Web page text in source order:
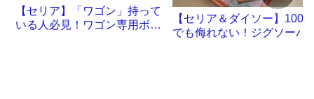
【セリア】「ワゴン」持って
いる人必見！ワゴン専用ボッ
【セリア＆ダイソー】100円
でも侮れない！ジグソーパ